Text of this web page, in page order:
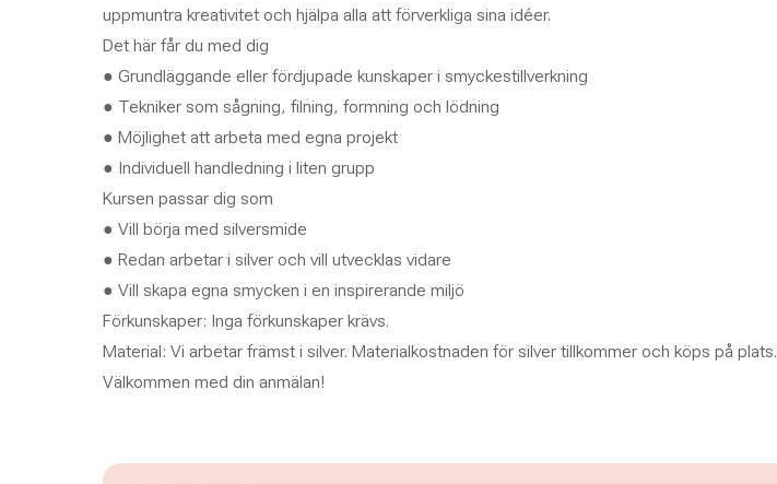
uppmuntra kreativitet och hjälpa alla att förverkliga sina idéer.
Det här får du med dig
● Grundläggande eller fördjupade kunskaper i smyckestillverkning
● Tekniker som sågning, filning, formning och lödning
● Möjlighet att arbeta med egna projekt
● Individuell handledning i liten grupp
Kursen passar dig som
● Vill börja med silversmide
● Redan arbetar i silver och vill utvecklas vidare
● Vill skapa egna smycken i en inspirerande miljö
Förkunskaper: Inga förkunskaper krävs.
Material: Vi arbetar främst i silver. Materialkostnaden för silver tillkommer och köps på plats.
Välkommen med din anmälan!